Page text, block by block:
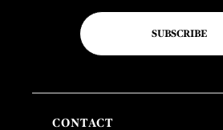
SUBSCRIBE
CONTACT